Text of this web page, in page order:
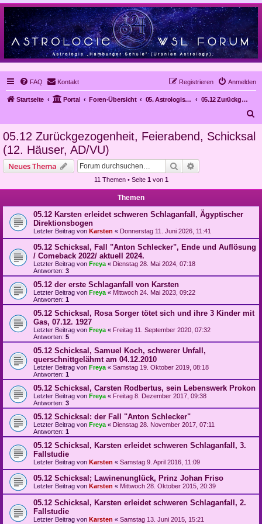
FAQ Kontakt Anmelden
Registrieren
Startseite Portal Foren-Übersicht 05. Astrologische Gutachten
05.12 Zurückgezogenheit, Feierabend, Schicksal (12. Häuser, AD/VU)
05.12 Zurückgezogenheit, Feierabend, Schicksal
(12. Häuser, AD/VU)
Neues Thema Suche
11 Themen • Seite 1 von 1
Themen
05.12 Karsten erleidet schweren Schlaganfall, Ägyptischer
Direktionsbogen
Letzter Beitrag von Karsten « Donnerstag 11. Juni 2026, 11:41
05.12 Schicksal, Fall "Anton Schlecker", Ende und Auflösung
/ Comeback 2022/ aktuell 2024.
Letzter Beitrag von Freya « Dienstag 28. Mai 2024, 07:18
Antworten: 3
05.12 der erste Schlaganfall von Karsten
Letzter Beitrag von Freya « Mittwoch 24. Mai 2023, 09:22
Antworten: 1
05.12 Schicksal, Rosa Sorger tötet sich und ihre 3 Kinder mit
Gas, 07.12. 1927
Letzter Beitrag von Freya « Freitag 11. September 2020, 07:32
Antworten: 5
05.12 Schicksal, Samuel Koch, schwerer Unfall,
querschnittgelähmt am 04.12.2010
Letzter Beitrag von Freya « Samstag 19. Oktober 2019, 08:18
Antworten: 1
05.12 Schicksal, Carsten Rodbertus, sein Lebenswerk Prokon
Letzter Beitrag von Freya « Freitag 8. Dezember 2017, 09:38
Antworten: 3
05.12 Schicksal: der Fall "Anton Schlecker"
Letzter Beitrag von Freya « Dienstag 28. November 2017, 07:11
Antworten: 1
05.12 Schicksal, Karsten erleidet schweren Schlaganfall, 3.
Fallstudie
Letzter Beitrag von Karsten « Samstag 9. April 2016, 11:09
05.12 Schicksal; Lawinenunglück, Prinz Johan Friso
Letzter Beitrag von Karsten « Mittwoch 28. Oktober 2015, 20:39
05.12 Schicksal, Karsten erleidet schweren Schlaganfall, 2.
Fallstudie
Letzter Beitrag von Karsten « Samstag 13. Juni 2015, 15:21